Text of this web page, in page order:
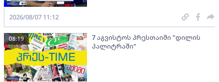
2026/08/07 11:12
7 აგვისტოს პრესთაიმი "დილის
პალიტრაში"
08:19